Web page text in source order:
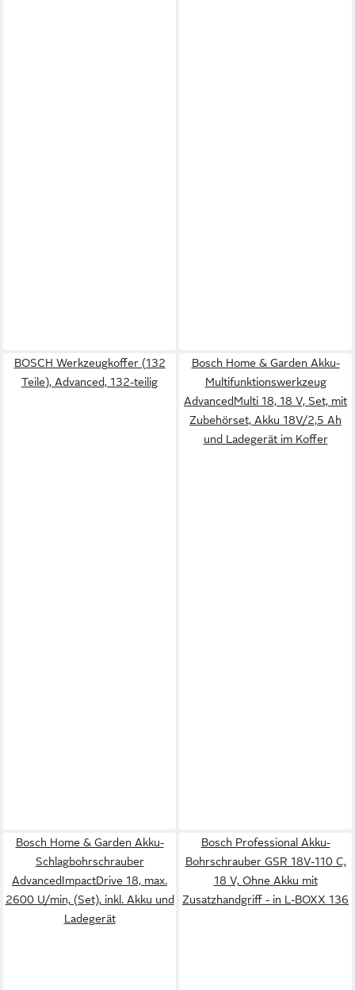
BOSCH Werkzeugkoffer (132
Teile), Advanced, 132-teilig
Bosch Home & Garden Akku-
Multifunktionswerkzeug
AdvancedMulti 18, 18 V, Set, mit
Zubehörset, Akku 18V/2,5 Ah
und Ladegerät im Koffer
Bosch Home & Garden Akku-
Schlagbohrschrauber
AdvancedImpactDrive 18, max.
2600 U/min, (Set), inkl. Akku und
Ladegerät
Bosch Professional Akku-
Bohrschrauber GSR 18V-110 C,
18 V, Ohne Akku mit
Zusatzhandgriff - in L-BOXX 136